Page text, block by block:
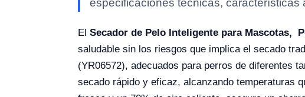
especificaciones técnicas,
El Secador de Pelo Inteligente para Mascotas,
saludable sin los riesgos que implica el secado
(YR06572), adecuados para perros de diferentes
secado rápido y eficaz, alcanzando temperaturas